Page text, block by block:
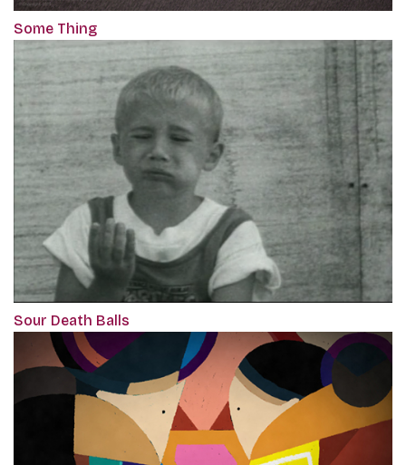
Some Thing
Sour Death Balls